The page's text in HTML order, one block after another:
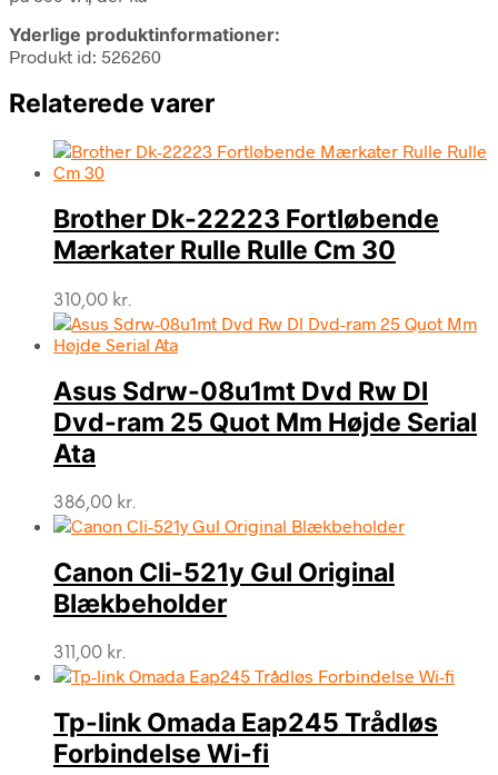
Yderlige produktinformationer:
Produkt id: 526260
Relaterede varer
Brother Dk-22223 Fortløbende
Mærkater Rulle Rulle Cm 30
310,00 kr.
Asus Sdrw-08u1mt Dvd Rw Dl
Dvd-ram 25 Quot Mm Højde Serial
Ata
386,00 kr.
Canon Cli-521y Gul Original
Blækbeholder
311,00 kr.
Tp-link Omada Eap245 Trådløs
Forbindelse Wi-fi